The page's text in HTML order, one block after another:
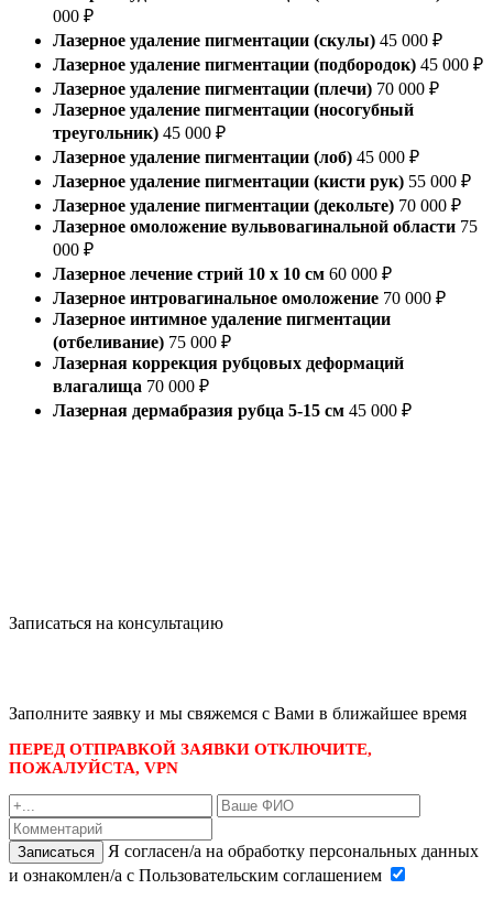
000 ₽
Лазерное удаление пигментации (скулы) 45 000 ₽
Лазерное удаление пигментации (подбородок) 45 000 ₽
Лазерное удаление пигментации (плечи) 70 000 ₽
Лазерное удаление пигментации (носогубный
треугольник) 45 000 ₽
Лазерное удаление пигментации (лоб) 45 000 ₽
Лазерное удаление пигментации (кисти рук) 55 000 ₽
Лазерное удаление пигментации (декольте) 70 000 ₽
Лазерное омоложение вульвовагинальной области 75
000 ₽
Лазерное лечение стрий 10 х 10 см 60 000 ₽
Лазерное интровагинальное омоложение 70 000 ₽
Лазерное интимное удаление пигментации
(отбеливание) 75 000 ₽
Лазерная коррекция рубцовых деформаций
влагалища 70 000 ₽
Лазерная дермабразия рубца 5-15 см 45 000 ₽
Записаться на консультацию
Заполните заявку и мы свяжемся с Вами в ближайшее время
ПЕРЕД ОТПРАВКОЙ ЗАЯВКИ ОТКЛЮЧИТЕ,
ПОЖАЛУЙСТА, VPN
Записаться
Я согласен/а на обработку персональных данных
и ознакомлен/а с Пользовательским соглашением